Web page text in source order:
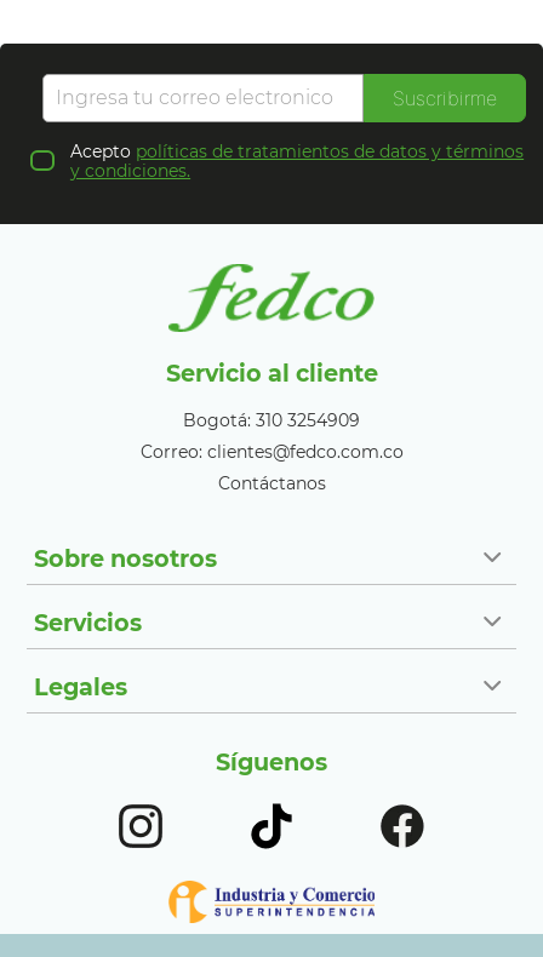
Suscribirme
Acepto políticas de tratamientos de datos y términos
y condiciones.
Servicio al cliente
Bogotá: 310 3254909
Correo: clientes@fedco.com.co
Contáctanos
Sobre nosotros
Servicios
Legales
Síguenos